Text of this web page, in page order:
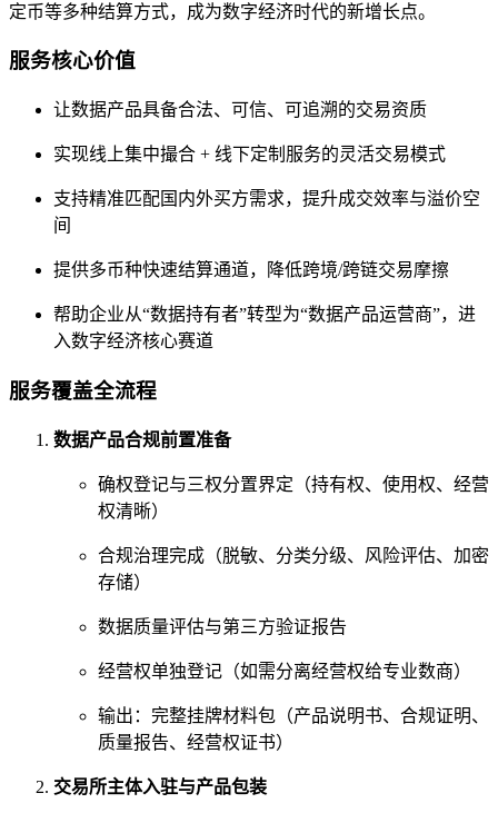
定币等多种结算方式，成为数字经济时代的新增长点。
服务核心价值
让数据产品具备合法、可信、可追溯的交易资质
实现线上集中撮合 + 线下定制服务的灵活交易模式
支持精准匹配国内外买方需求，提升成交效率与溢价空
间
提供多币种快速结算通道，降低跨境/跨链交易摩擦
帮助企业从“数据持有者”转型为“数据产品运营商”，进
入数字经济核心赛道
服务覆盖全流程
数据产品合规前置准备
确权登记与三权分置界定（持有权、使用权、经营
权清晰）
合规治理完成（脱敏、分类分级、风险评估、加密
存储）
数据质量评估与第三方验证报告
经营权单独登记（如需分离经营权给专业数商）
输出：完整挂牌材料包（产品说明书、合规证明、
质量报告、经营权证书）
交易所主体入驻与产品包装